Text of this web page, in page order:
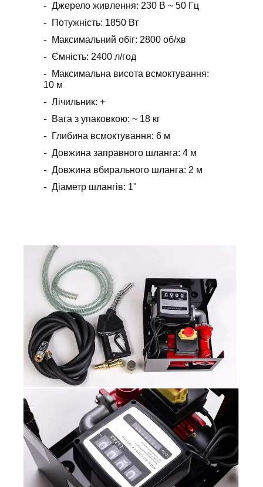
Джерело живлення: 230 В ~ 50 Гц
Потужність: 1850 Вт
Максимальний обіг: 2800 об/хв
Ємність: 2400 л/год
Максимальна висота всмоктування:
10 м
Лічильник: +
Вага з упаковкою: ~ 18 кг
Глибина всмоктування: 6 м
Довжина заправного шланга: 4 м
Довжина вбирального шланга: 2 м
Діаметр шлангів: 1"